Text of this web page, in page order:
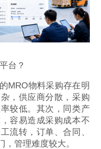
台？
MRO物料采购存在明
，供应商分散，采购
较低。其次，同类产
容易造成采购成本不
流转，订单、合同、
管理难度较大。